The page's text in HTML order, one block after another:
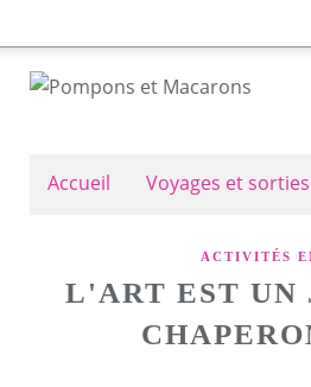
Accueil Voyages et
ACTIVITÉS
L'ART EST UN